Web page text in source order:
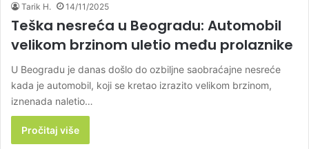
Tarik H. 14/11/2025
Teška nesreća u Beogradu: Automobil
velikom brzinom uletio među prolaznike
U Beogradu je danas došlo do ozbiljne saobraćajne nesreće
kada je automobil, koji se kretao izrazito velikom brzinom,
iznenada naletio…
Pročitaj više